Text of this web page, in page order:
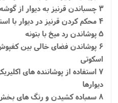
3 چسباندن قرنیز به دیوار از گوشه ها
4 محکم کردن قرنیز در دیوار با استفاده از میخ
5 پوشاندن رد میخ با بتونه
6 پوشاندن فضای خالی بین
اسکوتی
7 استفاده از پوشاننده‌ های
دیوارها
8 سمباده کشیدن و رنگ های بخش های مورد نیاز